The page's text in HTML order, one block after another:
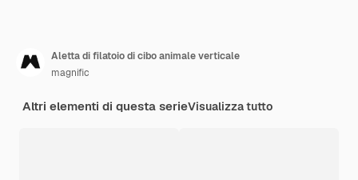
Aletta di filatoio di cibo animale verticale
magnific
Altri elementi di questa serieVisualizza tutto